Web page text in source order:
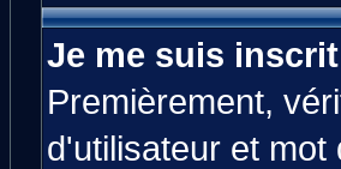
Je me suis
Premièrement,
d'utilisateur et